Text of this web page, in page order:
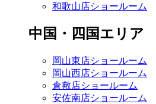
和歌山店ショールーム
中国・四国エリア
岡山東店ショールーム
岡山西店ショールーム
倉敷店ショールーム
安佐南店ショールーム